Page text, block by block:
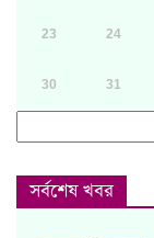
23 24
30 31
সর্বশেষ খবর